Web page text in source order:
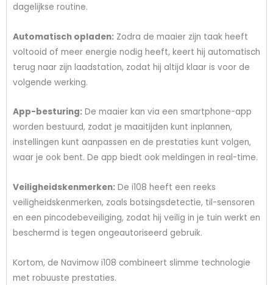
dagelijkse routine.
Automatisch opladen: Zodra de maaier zijn taak heeft
voltooid of meer energie nodig heeft, keert hij automatisch
terug naar zijn laadstation, zodat hij altijd klaar is voor de
volgende werking.
App-besturing: De maaier kan via een smartphone-app
worden bestuurd, zodat je maaitijden kunt inplannen,
instellingen kunt aanpassen en de prestaties kunt volgen,
waar je ook bent. De app biedt ook meldingen in real-time.
Veiligheidskenmerken: De i108 heeft een reeks
veiligheidskenmerken, zoals botsingsdetectie, til-sensoren
en een pincodebeveiliging, zodat hij veilig in je tuin werkt en
beschermd is tegen ongeautoriseerd gebruik.
Kortom, de Navimow i108 combineert slimme technologie
met robuuste prestaties.